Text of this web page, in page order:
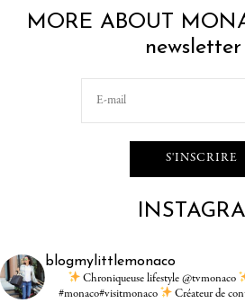
MORE ABOUT
blogmylittlemonaco
Chroniqueuse lifestyle @tvmonaco
#monaco#visitmonaco
Créateur de